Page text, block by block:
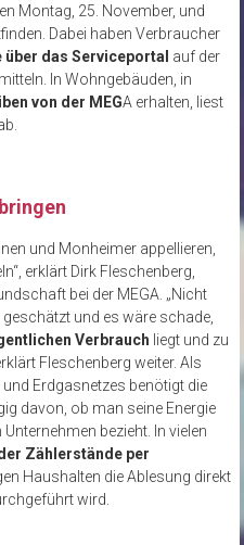
Montag, 25. November, und
Dabei haben Verbraucher
über das Serviceportal auf der
In Wohngebäuden, in
von der MEGA erhalten, liest
und Monheimer appellieren,
erklärt Dirk Fleschenberg,
bei der MEGA. „Nicht
und es wäre schade,
Verbrauch liegt und zu
Fleschenberg weiter. Als
Erdgasnetzes benötigt die
davon, ob man seine Energie
bezieht. In vielen
Zählerstände per
Haushalten die Ablesung direkt
wird.